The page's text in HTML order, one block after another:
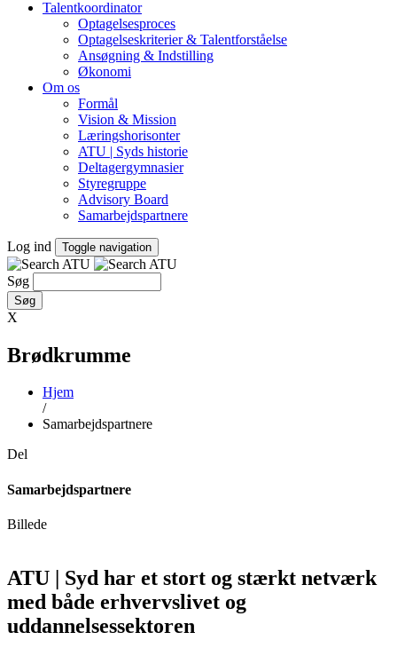
Talentkoordinator
Optagelsesproces
Optagelseskriterier & Talentforståelse
Ansøgning & Indstilling
Økonomi
Om os
Formål
Vision & Mission
Læringshorisonter
ATU | Syds historie
Deltagergymnasier
Styregruppe
Advisory Board
Samarbejdspartnere
Log ind Toggle navigation
Søg
X
Brødkrumme
Hjem
/
Samarbejdspartnere
Del
Samarbejdspartnere
Billede
ATU | Syd har et stort og stærkt netværk
med både erhvervslivet og
uddannelsessektoren